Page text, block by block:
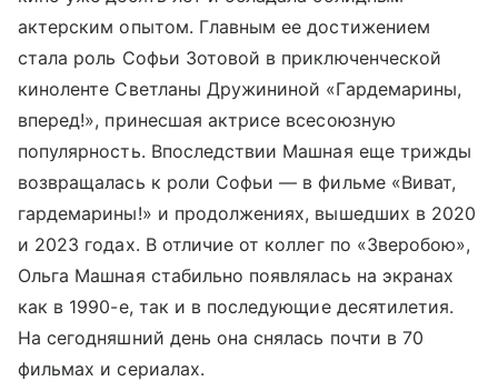
актерским опытом. Главным ее достижением
стала роль Софьи Зотовой в приключенческой
киноленте Светланы Дружининой «Гардемарины,
вперед!», принесшая актрисе всесоюзную
популярность. Впоследствии Машная еще трижды
возвращалась к роли Софьи — в фильме «Виват,
гардемарины!» и продолжениях, вышедших в 2020
и 2023 годах. В отличие от коллег по «Зверобою»,
Ольга Машная стабильно появлялась на экранах
как в 1990-е, так и в последующие десятилетия.
На сегодняшний день она снялась почти в 70
фильмах и сериалах.